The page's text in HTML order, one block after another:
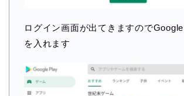
ログイン画面が出てきますので
を入れます